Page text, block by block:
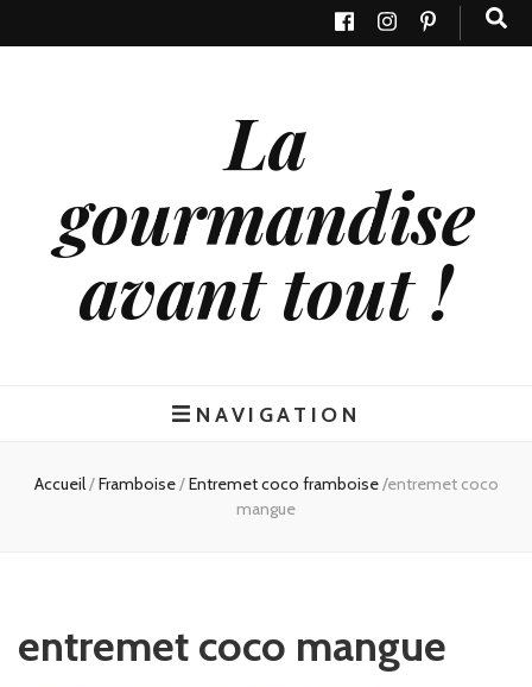
La
gourmandise
avant tout !
NAVIGATION
Accueil/Framboise/Entremet coco framboise/entremet coco
mangue
entremet coco mangue